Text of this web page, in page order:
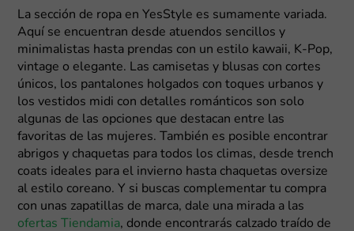
La sección de ropa en YesStyle es sumamente variada.
Aquí se encuentran desde atuendos sencillos y
minimalistas hasta prendas con un estilo kawaii, K-Pop,
vintage o elegante. Las camisetas y blusas con cortes
únicos, los pantalones holgados con toques urbanos y
los vestidos midi con detalles románticos son solo
algunas de las opciones que destacan entre las
favoritas de las mujeres. También es posible encontrar
abrigos y chaquetas para todos los climas, desde trench
coats ideales para el invierno hasta chaquetas oversize
al estilo coreano. Y si buscas complementar tu compra
con unas zapatillas de marca, dale una mirada a las
ofertas Tiendamia, donde encontrarás calzado traído de